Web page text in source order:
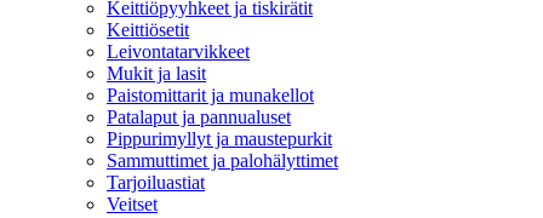
Keittiöpyyhkeet ja tiskirätit
Keittiösetit
Leivontatarvikkeet
Mukit ja lasit
Paistomittarit ja munakellot
Patalaput ja pannualuset
Pippurimyllyt ja maustepurkit
Sammuttimet ja palohälyttimet
Tarjoiluastiat
Veitset